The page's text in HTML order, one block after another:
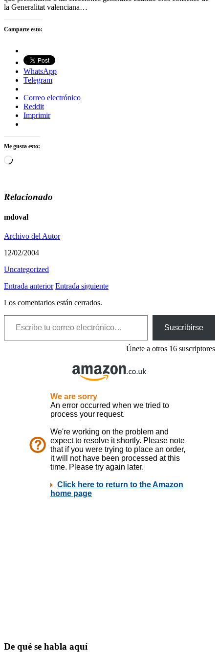
la Generalitat valenciana…
Comparte esto:
WhatsApp
Telegram
Correo electrónico
Reddit
Imprimir
Me gusta esto:
Cargando...
Relacionado
mdoval
Archivo del Autor
12/02/2004
Uncategorized
Entrada anterior Entrada siguiente
Los comentarios están cerrados.
Escribe tu correo electrónico…
Suscribirse
Únete a otros 16 suscriptores
De qué se habla aquí